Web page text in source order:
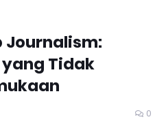
Journalism:
Tidak
0